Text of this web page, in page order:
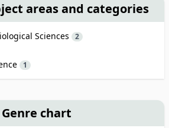
areas and categories
Sciences 2
1
Genre chart